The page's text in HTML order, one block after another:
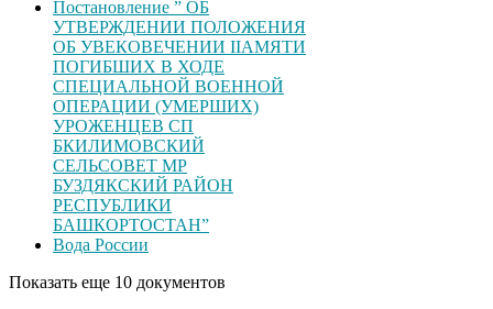
Постановление ” ОБ
УТВЕРЖДЕНИИ ПОЛОЖЕНИЯ
ОБ УВЕКОВЕЧЕНИИ ІІАМЯТИ
ПОГИБШИХ В ХОДЕ
СПЕЦИАЛЬНОЙ ВОЕННОЙ
ОПЕРАЦИИ (УМЕРШИХ)
УРОЖЕНЦЕВ CП
БКИЛИМОВСКИЙ
СЕЛЬСОВЕТ МР
БУЗДЯКСКИЙ РАЙОН
РЕСПУБЛИКИ
БАШКОРТОСТАН”
Вода России
Показать еще 10 документов